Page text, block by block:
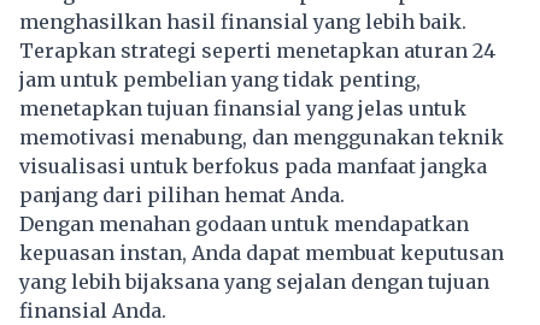
menghasilkan hasil finansial yang lebih baik.
Terapkan strategi seperti menetapkan aturan 24
jam untuk pembelian yang tidak penting,
menetapkan tujuan finansial yang jelas untuk
memotivasi menabung, dan menggunakan teknik
visualisasi untuk berfokus pada manfaat jangka
panjang dari pilihan hemat Anda.
Dengan menahan godaan untuk mendapatkan
kepuasan instan, Anda dapat membuat keputusan
yang lebih bijaksana yang sejalan dengan tujuan
finansial Anda.